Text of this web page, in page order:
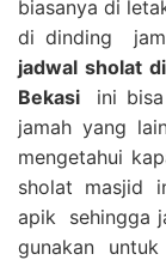
biasanya di
di dinding
jadwal sholat
Bekasi ini bisa
jamah yang
mengetahui
sholat masjid
apik sehingga
gunakan